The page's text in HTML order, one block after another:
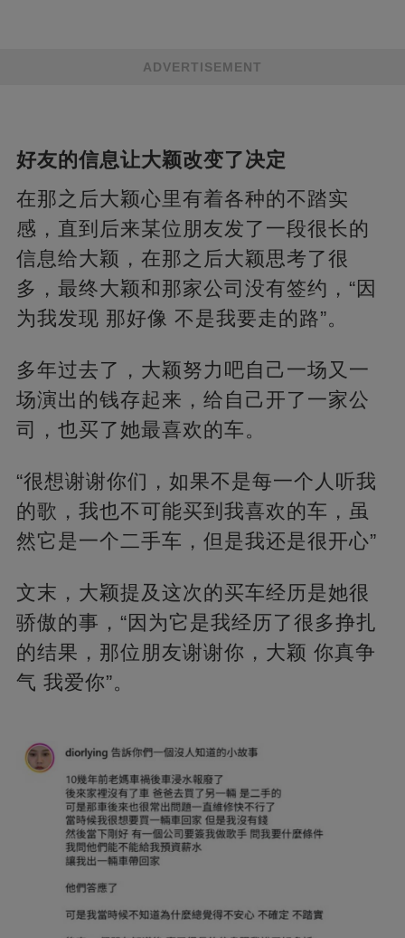
ADVERTISEMENT
好友的信息让大颖改变了决定
在那之后大颖心里有着各种的不踏实
感，直到后来某位朋友发了一段很长的
信息给大颖，在那之后大颖思考了很
多，最终大颖和那家公司没有签约，“因
为我发现 那好像 不是我要走的路”。
多年过去了，大颖努力吧自己一场又一
场演出的钱存起来，给自己开了一家公
司，也买了她最喜欢的车。
“很想谢谢你们，如果不是每一个人听我
的歌，我也不可能买到我喜欢的车，虽
然它是一个二手车，但是我还是很开心”
文末，大颖提及这次的买车经历是她很
骄傲的事，“因为它是我经历了很多挣扎
的结果，那位朋友谢谢你，大颖 你真争
气 我爱你”。